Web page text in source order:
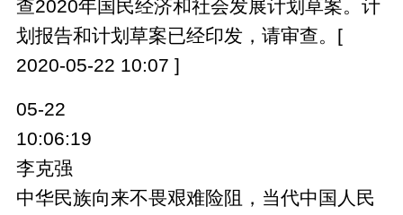
查2020年国民经济和社会发展计划草案。计
划报告和计划草案已经印发，请审查。[
2020-05-22 10:07 ]
05-22
10:06:19
李克强
中华民族向来不畏艰难险阻，当代中国人民